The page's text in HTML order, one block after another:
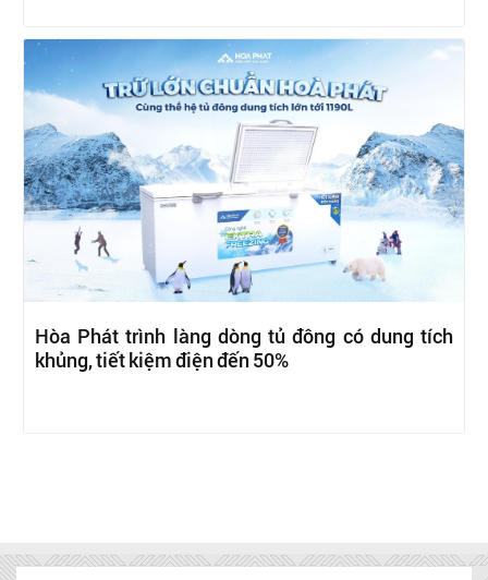
Hòa Phát trình làng dòng tủ đông có dung tích
khủng, tiết kiệm điện đến 50%